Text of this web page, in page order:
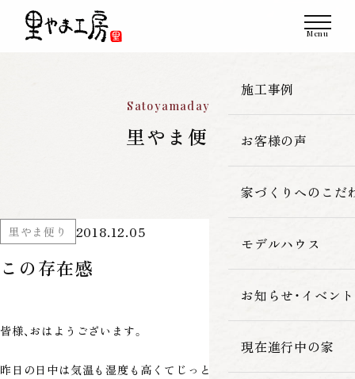
施工事例
一覧
新築
改築・リフォーム
お客様の声
家づくりへのこだ
里やま工房の家
素材へのこだわ
暮らしの性能
モデルハウス
お知らせ・イベント
現在進行中の家
Satoyamadayori
里やま便り
里やま便り 2018.12.05
この存在感
皆様、おはようございます。
昨日の日中は気温も湿度も高くてじっとり生温かかったですが、夕